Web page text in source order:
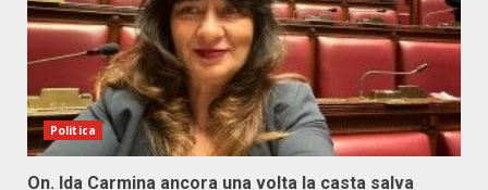
Politica
On. Ida Carmina ancora una volta la casta salva